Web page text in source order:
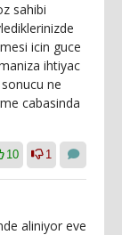
sahibi
icin guce
ihtiyac
ne
cabasinda
10 1
aliniyor eve